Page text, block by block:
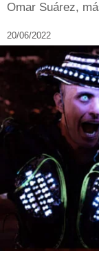
Omar Suárez,
20/06/2022